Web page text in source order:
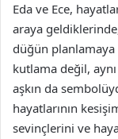
Eda ve Ece,
araya
düğün
kutlama değil,
aşkın da
hayatlarının
sevinçlerini ve